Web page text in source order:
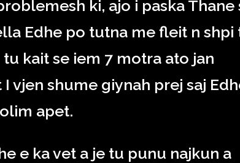
ki, ajo i paska Thane
Edhe po tutna me fleit n shpi
kait se iem 7 motra ato jan
vjen shume giynah prej saj
apet.
e ka vet a je tu punu najkun a